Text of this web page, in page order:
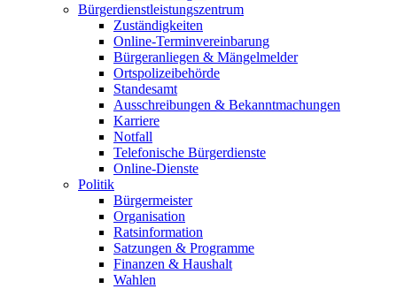
Bürgerdienstleistungszentrum
Zuständigkeiten
Online-Terminvereinbarung
Bürgeranliegen & Mängelmelder
Ortspolizeibehörde
Standesamt
Ausschreibungen & Bekanntmachungen
Karriere
Notfall
Telefonische Bürgerdienste
Online-Dienste
Politik
Bürgermeister
Organisation
Ratsinformation
Satzungen & Programme
Finanzen & Haushalt
Wahlen